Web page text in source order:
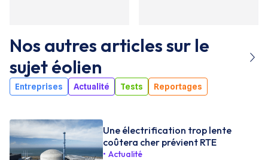
Nos autres articles sur le
sujetéolien
Entreprises Actualité Tests Reportages
Une électrification trop lente
coûtera cher prévient RTE
Actualité